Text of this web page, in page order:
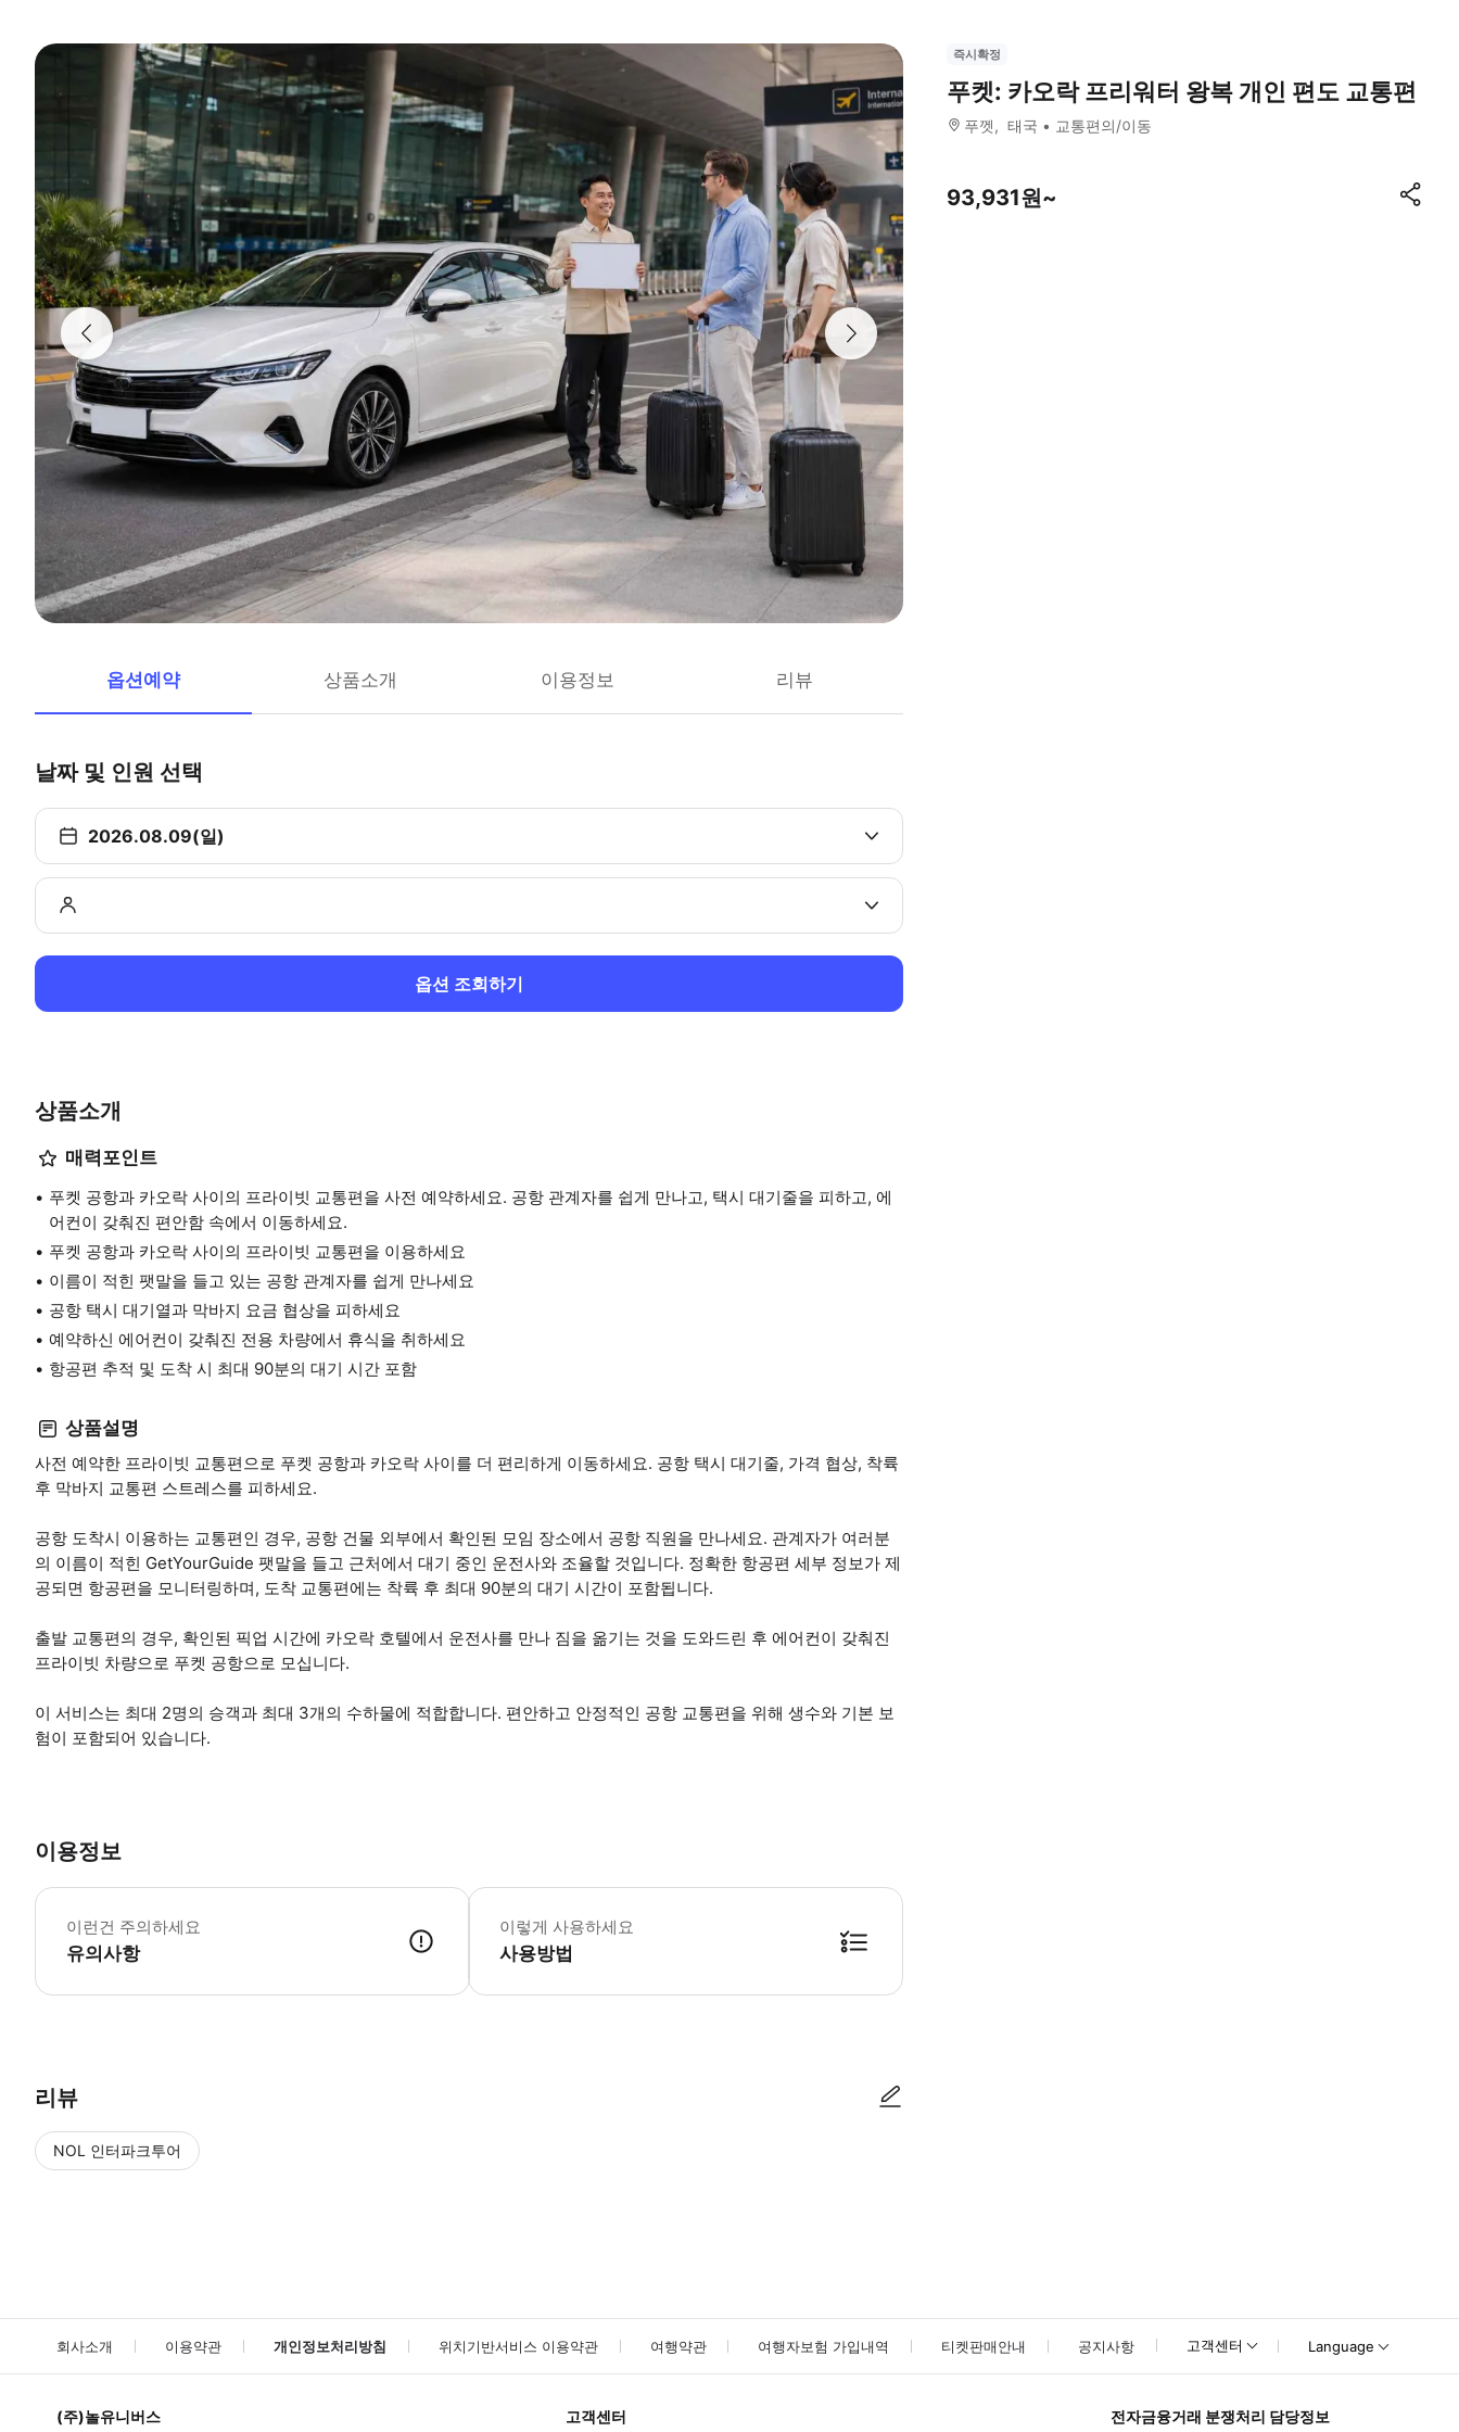
옵션예약 상품소개 이용정보 리뷰
날짜 및 인원 선택
2026.08.09(일)
옵션 조회하기
상품소개
매력포인트
푸켓 공항과 카오락 사이의 프라이빗 교통편을 사전 예약하세요. 공항 관계자를 쉽게 만나고, 택시 대기줄을 피하고, 에
어컨이 갖춰진 편안함 속에서 이동하세요.
푸켓 공항과 카오락 사이의 프라이빗 교통편을 이용하세요
이름이 적힌 팻말을 들고 있는 공항 관계자를 쉽게 만나세요
공항 택시 대기열과 막바지 요금 협상을 피하세요
예약하신 에어컨이 갖춰진 전용 차량에서 휴식을 취하세요
항공편 추적 및 도착 시 최대 90분의 대기 시간 포함
상품설명
사전 예약한 프라이빗 교통편으로 푸켓 공항과 카오락 사이를 더 편리하게 이동하세요. 공항 택시 대기줄, 가격 협상, 착륙
후 막바지 교통편 스트레스를 피하세요.
공항 도착시 이용하는 교통편인 경우, 공항 건물 외부에서 확인된 모임 장소에서 공항 직원을 만나세요. 관계자가 여러분
의 이름이 적힌 GetYourGuide 팻말을 들고 근처에서 대기 중인 운전사와 조율할 것입니다. 정확한 항공편 세부 정보가 제
공되면 항공편을 모니터링하며, 도착 교통편에는 착륙 후 최대 90분의 대기 시간이 포함됩니다.
출발 교통편의 경우, 확인된 픽업 시간에 카오락 호텔에서 운전사를 만나 짐을 옮기는 것을 도와드린 후 에어컨이 갖춰진
프라이빗 차량으로 푸켓 공항으로 모십니다.
이 서비스는 최대 2명의 승객과 최대 3개의 수하물에 적합합니다. 편안하고 안정적인 공항 교통편을 위해 생수와 기본 보
험이 포함되어 있습니다.
이용정보
이런건 주의하세요
유의사항
이 서비스는 최대 2명의 승객과 최대 3개의 수하물만 허용됩니다. 예약 후 항공편 번호, 호텔 이름, 호텔 주소, 승객 이름, 연락 가능한 전화번호, 수하물 수
이렇게 사용하세요
사용방법
리뷰
NOL 인터파크투어
즉시확정
푸켓: 카오락 프리워터 왕복 개인 편도 교통편
푸껫 태국 교통편의/이동
93,931원~
회사소개 이용약관 개인정보처리방침 위치기반서비스 이용약관 여행약관 여행자보험 가입내역 티켓판매안내 공지사항 고객센터 Language
(주)놀유니버스 고객센터 전자금융거래 분쟁처리 담당정보